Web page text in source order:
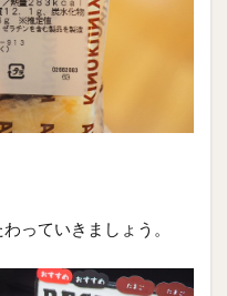
っていきましょう。